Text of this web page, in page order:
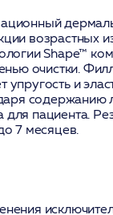
возрастных
Shape™
очистки.
и
содержанию
пациента.
7 месяцев.